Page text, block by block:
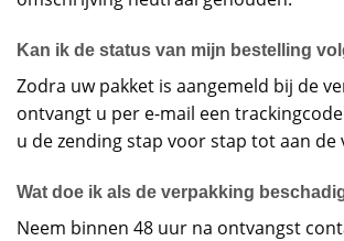
Kan ik de status van mijn bestelling
Zodra uw pakket is aangemeld bij de
ontvangt u per e-mail een
u de zending stap voor stap tot aan de
Wat doe ik als de verpakking
Neem binnen 48 uur na ontvangst